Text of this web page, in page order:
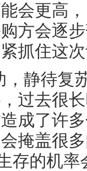
会更高
方会逐
抓住这
，静待复
过去很
成了许
掩盖很
存的机率